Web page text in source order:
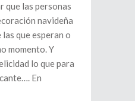
que las personas
navideña
que esperan o
momento. Y
lo que para
En